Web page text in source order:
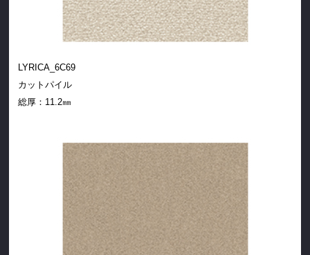
LYRICA_6C69
カットパイル
総厚： 11.2㎜